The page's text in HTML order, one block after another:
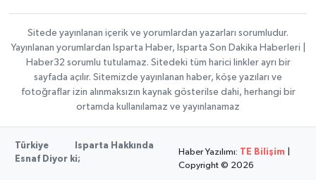
Sitede yayınlanan içerik ve yorumlardan yazarları sorumludur.
Yayınlanan yorumlardan Isparta Haber, Isparta Son Dakika Haberleri |
Haber32 sorumlu tutulamaz. Sitedeki tüm harici linkler ayrı bir
sayfada açılır. Sitemizde yayınlanan haber, köşe yazıları ve
fotoğraflar izin alınmaksızın kaynak gösterilse dahi, herhangi bir
ortamda kullanılamaz ve yayınlanamaz
Türkiye
Isparta Hakkında
Esnaf Diyor ki;
Haber Yazılımı: TE Bilişim
Copyright © 2026